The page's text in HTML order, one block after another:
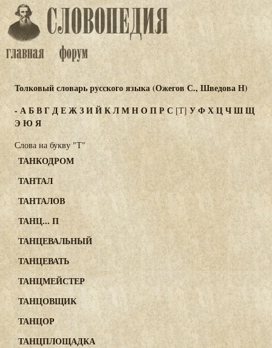
Толковый словарь русского языка (Ожегов С., Шведова Н)
-АБВГДЕЖЗИЙКЛМНОПР С[Т] УФХЦЧШЩ
Э Ю Я
Слова на букву "Т"
ТАНКОДРОМ
ТАНТАЛ
ТАНТАЛОВ
ТАНЦ... П
ТАНЦЕВАЛЬНЫЙ
ТАНЦЕВАТЬ
ТАНЦМЕЙСТЕР
ТАНЦОВЩИК
ТАНЦОР
ТАНЦПЛОЩАДКА